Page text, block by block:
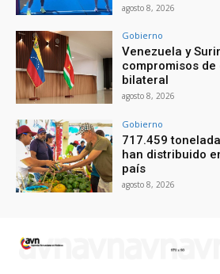
agosto 8, 2026
Gobierno
Venezuela y
compromisos
bilateral
agosto 8, 2026
Gobierno
717.459
han distribuido
país
agosto 8, 2026